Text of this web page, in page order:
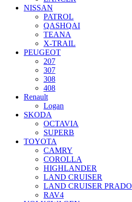
NISSAN
PATROL
QASHQAI
TEANA
X-TRAIL
PEUGEOT
207
307
308
408
Renault
Logan
SKODA
OCTAVIA
SUPERB
TOYOTA
CAMRY
COROLLA
HIGHLANDER
LAND CRUISER
LAND CRUISER PRADO
RAV4